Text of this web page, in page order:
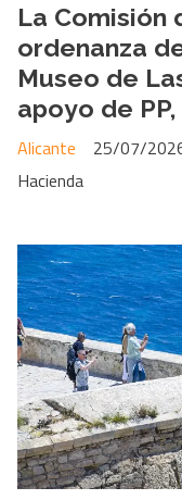
La Comisión
ordenanza
Museo de
apoyo de PP,
Alicante
25/07/
Hacienda